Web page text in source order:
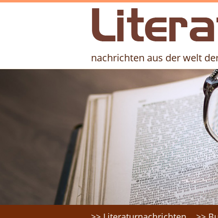
literaturfernsehen.de -
nachrichten aus der welt
Headerbilder